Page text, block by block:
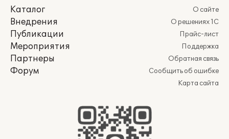
Каталог
Внедрения
Публикации
Мероприятия
Партнеры
Форум
О сайте
О решениях 1С
Прайс-лист
Поддержка
Обратная связь
Сообщить об ошибке
Карта сайта